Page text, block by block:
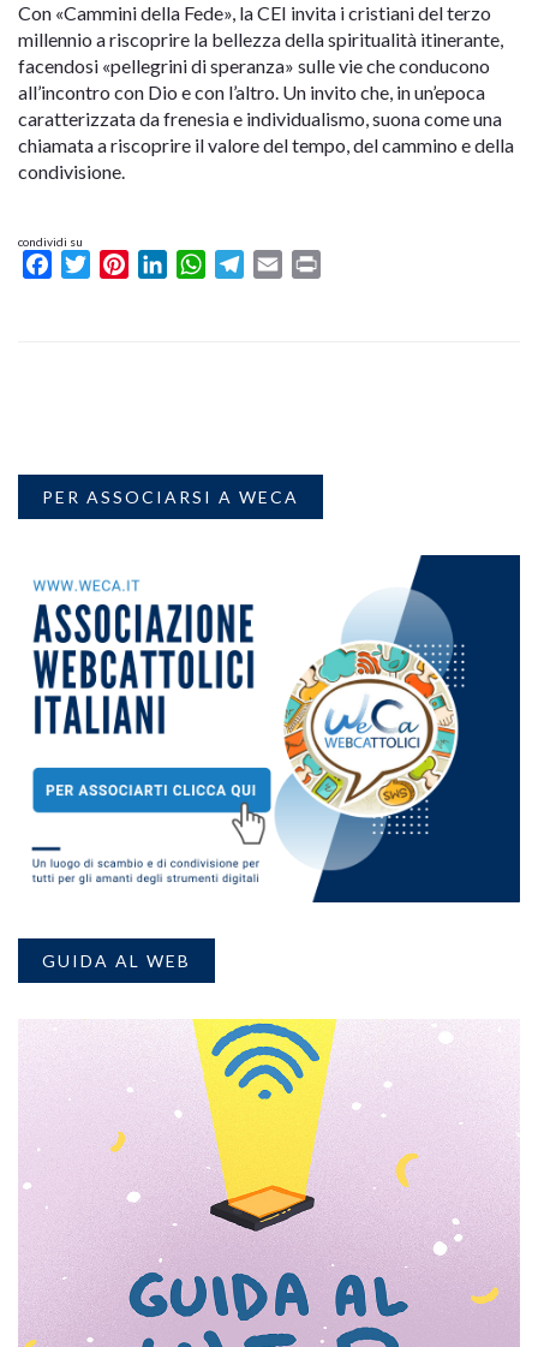
Con «Cammini della Fede», la CEI invita i cristiani del terzo
millennio a riscoprire la bellezza della spiritualità itinerante,
facendosi «pellegrini di speranza» sulle vie che conducono
all’incontro con Dio e con l’altro. Un invito che, in un’epoca
caratterizzata da frenesia e individualismo, suona come una
chiamata a riscoprire il valore del tempo, del cammino e della
condivisione.
condividi su
FacebookTwitterPinterestLinkedInWhatsAppTelegram
Email
PER ASSOCIARSI A WECA
GUIDA AL WEB